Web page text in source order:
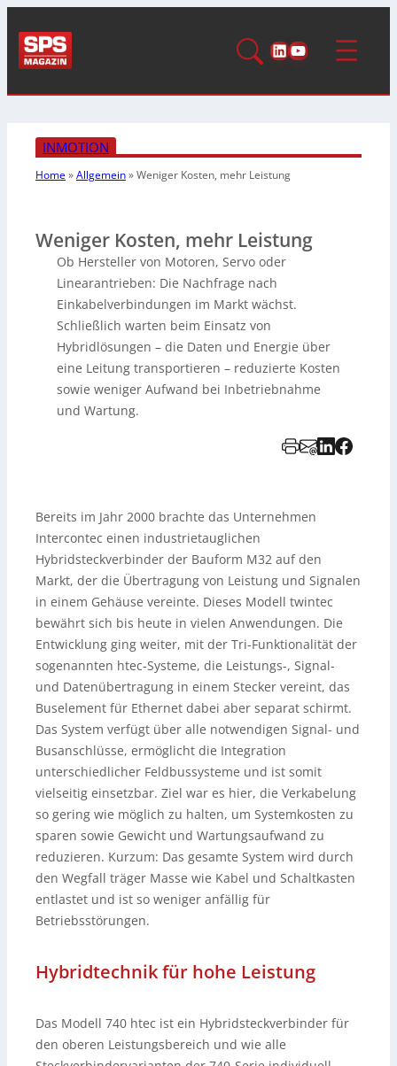
LinkedIn
YouTube
INMOTION
Home»Allgemein»Weniger Kosten, mehr Leistung
Weniger Kosten, mehr Leistung
Ob Hersteller von Motoren, Servo oder
Linearantrieben: Die Nachfrage nach
Einkabelverbindungen im Markt wächst.
Schließlich warten beim Einsatz von
Hybridlösungen – die Daten und Energie über
eine Leitung transportieren – reduzierte Kosten
sowie weniger Aufwand bei Inbetriebnahme
und Wartung.
Bereits im Jahr 2000 brachte das Unternehmen
Intercontec einen industrietauglichen
Hybridsteckverbinder der Bauform M32 auf den
Markt, der die Übertragung von Leistung und Signalen
in einem Gehäuse vereinte. Dieses Modell twintec
bewährt sich bis heute in vielen Anwendungen. Die
Entwicklung ging weiter, mit der Tri-Funktionalität der
sogenannten htec-Systeme, die Leistungs-, Signal-
und Datenübertragung in einem Stecker vereint, das
Buselement für Ethernet dabei aber separat schirmt.
Das System verfügt über alle notwendigen Signal- und
Busanschlüsse, ermöglicht die Integration
unterschiedlicher Feldbussysteme und ist somit
vielseitig einsetzbar. Ziel war es hier, die Verkabelung
so gering wie möglich zu halten, um Systemkosten zu
sparen sowie Gewicht und Wartungsaufwand zu
reduzieren. Kurzum: Das gesamte System wird durch
den Wegfall träger Masse wie Kabel und Schaltkasten
entlastet und ist so weniger anfällig für
Betriebsstörungen.
Hybridtechnik für hohe Leistung
Das Modell 740 htec ist ein Hybridsteckverbinder für
den oberen Leistungsbereich und wie alle